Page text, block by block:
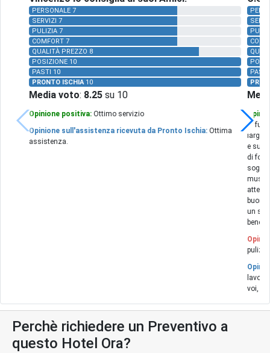
PERSONALE 7
SERVIZI 7
PULIZIA 7
COMFORT 7
QUALITÀ PREZZO 8
POSIZIONE 10
PASTI 10
PRONTO ISCHIA10
Media voto: 8.25 su 10
Opinione positiva: Ottimo servizio
Opinione sull'assistenza ricevuta da Pronto Ischia: Ottima
assistenza.
in
largo
e sul
di
un
pulizia
voi,
Perchè richiedere un Preventivo a
questo Hotel Ora?